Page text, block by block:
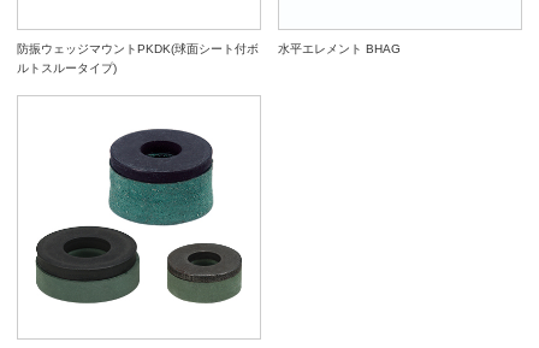
防振ウェッジマウントPKDK(球面シート付ボ
ルトスルータイプ)
水平エレメント BHAG